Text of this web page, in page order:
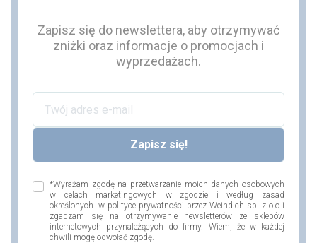
Zapisz się do newslettera, aby otrzymywać
zniżki oraz informacje o promocjach i
wyprzedażach.
*Wyrażam zgodę na przetwarzanie moich danych osobowych
w celach marketingowych w zgodzie i według zasad
określonych w polityce prywatności przez Weindich sp. z o.o i
zgadzam się na otrzymywanie newsletterów ze sklepów
internetowych przynależących do firmy. Wiem, że w każdej
chwili mogę odwołać zgodę.